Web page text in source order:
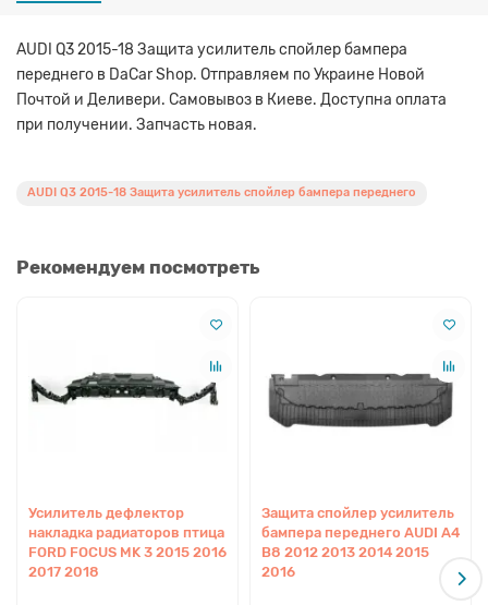
AUDI Q3 2015-18 Защита усилитель спойлер бампера
переднего в DaCar Shop. Отправляем по Украине Новой
Почтой и Деливери. Самовывоз в Киеве. Доступна оплата
при получении. Запчасть новая.
AUDI Q3 2015-18 Защита усилитель спойлер бампера переднего
Рекомендуем посмотреть
Усилитель дефлектор
накладка радиаторов птица
FORD FOCUS MK 3 2015 2016
2017 2018
Защита спойлер усилитель
бампера переднего AUDI A4
B8 2012 2013 2014 2015
2016